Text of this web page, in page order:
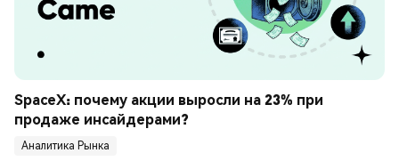
SpaceX: почему акции выросли на 23% при
продаже инсайдерами?
Аналитика Рынка